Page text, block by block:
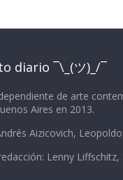
diario ¯\_(ツ)_/¯
de arte
Aires en 2013.
Aizicovich,
Lenny